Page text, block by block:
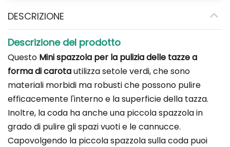
DESCRIZIONE
Descrizione del prodotto
Questo Mini spazzola per la pulizia delle tazze a
forma di carotautilizza setole verdi, che sono
materiali morbidi ma robusti che possono pulire
efficacemente l'interno e la superficie della tazza.
Inoltre, la coda ha anche una piccola spazzola in
grado di pulire gli spazi vuoti e le cannucce.
Capovolgendo la piccola spazzola sulla coda puoi